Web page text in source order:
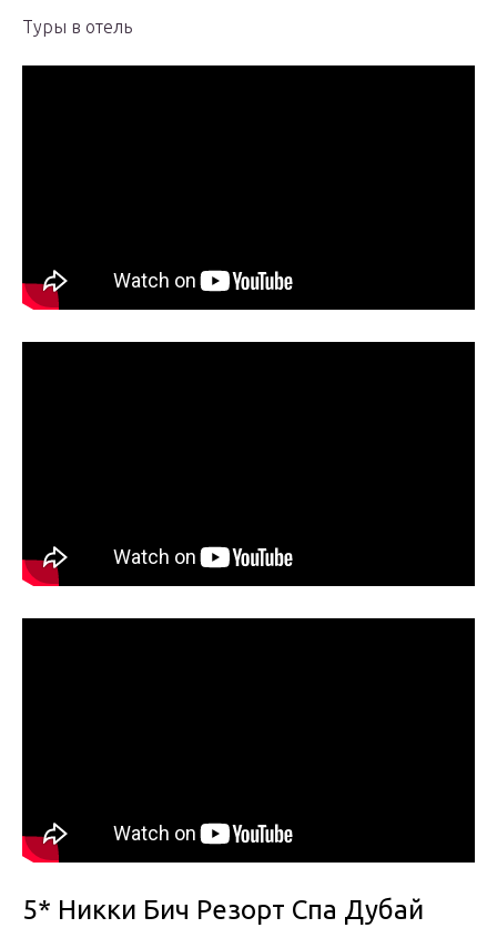
Туры в отель
5* Никки Бич Резорт Спа Дубай